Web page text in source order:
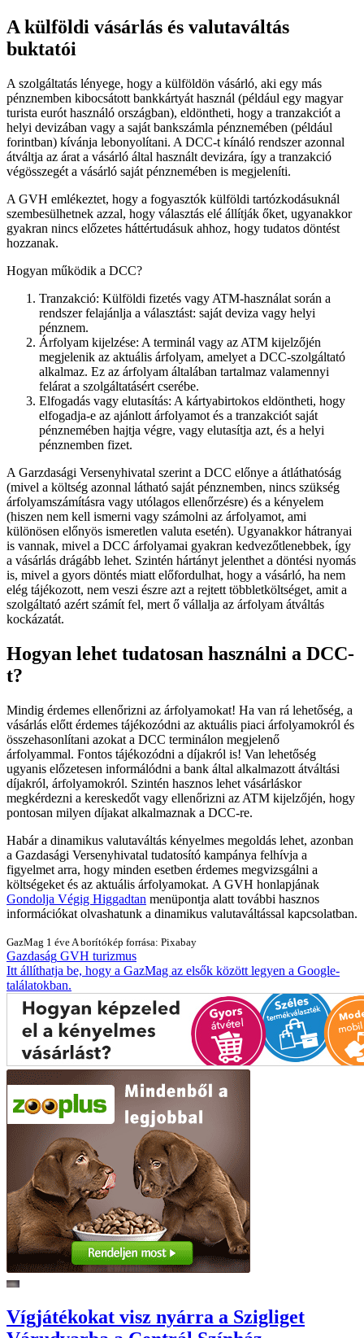
A külföldi vásárlás és valutaváltás
buktatói
A szolgáltatás lényege, hogy a külföldön vásárló, aki egy más
pénznemben kibocsátott bankkártyát használ (például egy magyar
turista eurót használó országban), eldöntheti, hogy a tranzakciót a
helyi devizában vagy a saját bankszámla pénznemében (például
forintban) kívánja lebonyolítani. A DCC-t kínáló rendszer azonnal
átváltja az árat a vásárló által használt devizára, így a tranzakció
végösszegét a vásárló saját pénznemében is megjeleníti.
A GVH emlékeztet, hogy a fogyasztók külföldi tartózkodásuknál
szembesülhetnek azzal, hogy választás elé állítják őket, ugyanakkor
gyakran nincs előzetes háttértudásuk ahhoz, hogy tudatos döntést
hozzanak.
Hogyan működik a DCC?
Tranzakció: Külföldi fizetés vagy ATM-használat során a
rendszer felajánlja a választást: saját deviza vagy helyi
pénznem.
Árfolyam kijelzése: A terminál vagy az ATM kijelzőjén
megjelenik az aktuális árfolyam, amelyet a DCC-szolgáltató
alkalmaz. Ez az árfolyam általában tartalmaz valamennyi
felárat a szolgáltatásért cserébe.
Elfogadás vagy elutasítás: A kártyabirtokos eldöntheti, hogy
elfogadja-e az ajánlott árfolyamot és a tranzakciót saját
pénznemében hajtja végre, vagy elutasítja azt, és a helyi
pénznemben fizet.
A Garzdasági Versenyhivatal szerint a DCC előnye a átláthatóság
(mivel a költség azonnal látható saját pénznemben, nincs szükség
árfolyamszámításra vagy utólagos ellenőrzésre) és a kényelem
(hiszen nem kell ismerni vagy számolni az árfolyamot, ami
különösen előnyös ismeretlen valuta esetén). Ugyanakkor hátranyai
is vannak, mivel a DCC árfolyamai gyakran kedvezőtlenebbek, így
a vásárlás drágább lehet. Szintén hártányt jelenthet a döntési nyomás
is, mivel a gyors döntés miatt előfordulhat, hogy a vásárló, ha nem
elég tájékozott, nem veszi észre azt a rejtett többletköltséget, amit a
szolgáltató azért számít fel, mert ő vállalja az árfolyam átváltás
kockázatát.
Hogyan lehet tudatosan használni a DCC-
t?
Mindig érdemes ellenőrizni az árfolyamokat! Ha van rá lehetőség, a
vásárlás előtt érdemes tájékozódni az aktuális piaci árfolyamokról és
összehasonlítani azokat a DCC terminálon megjelenő
árfolyammal. Fontos tájékozódni a díjakról is! Van lehetőség
ugyanis előzetesen informálódni a bank által alkalmazott átváltási
díjakról, árfolyamokról. Szintén hasznos lehet vásárláskor
megkérdezni a kereskedőt vagy ellenőrizni az ATM kijelzőjén, hogy
pontosan milyen díjakat alkalmaznak a DCC-re.
Habár a dinamikus valutaváltás kényelmes megoldás lehet, azonban
a Gazdasági Versenyhivatal tudatosító kampánya felhívja a
figyelmet arra, hogy minden esetben érdemes megvizsgálni a
költségeket és az aktuális árfolyamokat. A GVH honlapjának
Gondolja Végig Higgadtan menüpontja alatt további hasznos
információkat olvashatunk a dinamikus valutaváltással kapcsolatban.
GazMag 1 éve A borítókép forrása: Pixabay
Gazdaság GVH turizmus
Itt állíthatja be, hogy a GazMag az elsők között legyen a Google-
találatokban.
Vígjátékokat visz nyárra a Szigliget